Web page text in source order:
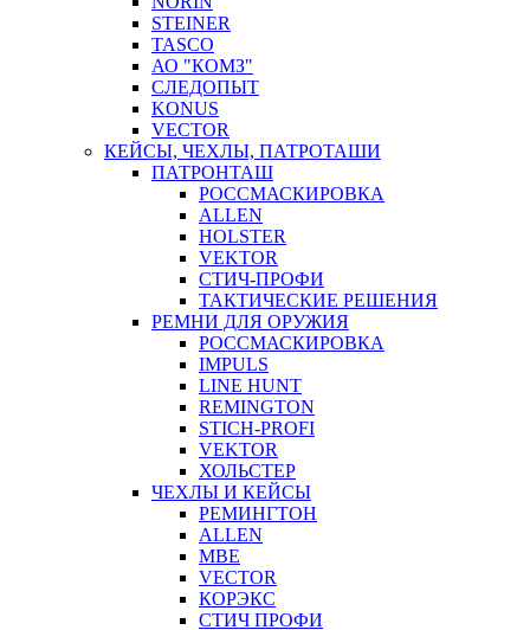
STEINER
TASCO
АО "КОМЗ"
СЛЕДОПЫТ
KONUS
VECTOR
КЕЙСЫ, ЧЕХЛЫ, ПАТРОТАШИ
ПАТРОНТАШ
РОССМАСКИРОВКА
ALLEN
HOLSTER
VEKTOR
СТИЧ-ПРОФИ
ТАКТИЧЕСКИЕ РЕШЕНИЯ
РЕМНИ ДЛЯ ОРУЖИЯ
РОССМАСКИРОВКА
IMPULS
LINE HUNT
REMINGTON
STICH-PROFI
VEKTOR
ХОЛЬСТЕР
ЧЕХЛЫ И КЕЙСЫ
РЕМИНГТОН
ALLEN
MBE
VECTOR
КОРЭКС
СТИЧ ПРОФИ